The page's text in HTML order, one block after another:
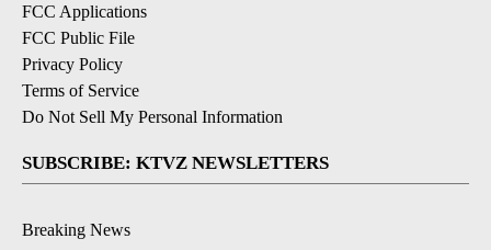
FCC Applications
FCC Public File
Privacy Policy
Terms of Service
Do Not Sell My Personal Information
SUBSCRIBE: KTVZ NEWSLETTERS
Breaking News